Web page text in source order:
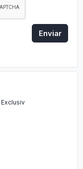
Enviar